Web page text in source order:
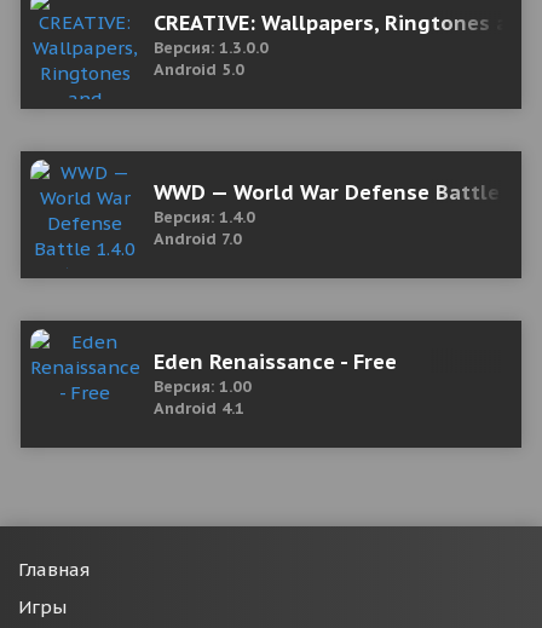
CREATIVE: Wallpapers, Ringtones
Версия: 1.3.0.0
Android 5.0
WWD — World War Defense Battle
Версия: 1.4.0
Android 7.0
Eden Renaissance - Free
Версия: 1.00
Android 4.1
Главная
Игры